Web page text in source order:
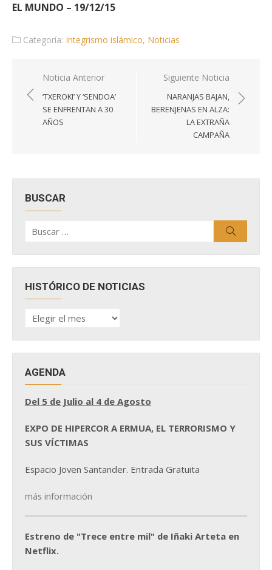
EL MUNDO – 19/12/15
Categoría: Integrismo islámico, Noticias
Navegación
de
entradas
Noticia Anterior
‘TXEROKI’ Y ‘SENDOA’
SE ENFRENTAN A 30
AÑOS
Siguiente Noticia
NARANJAS BAJAN,
BERENJENAS EN ALZA:
LA EXTRAÑA
CAMPAÑA
BUSCAR
por:
HISTÓRICO DE NOTICIAS
HISTÓRICO
DE
AGENDA
Del 5 de Julio al 4 de Agosto
EXPO DE HIPERCOR A ERMUA, EL TERRORISMO Y
SUS VÍCTIMAS
Espacio Joven Santander. Entrada Gratuita
más información
Estreno de "Trece entre mil" de Iñaki Arteta en
Netflix.